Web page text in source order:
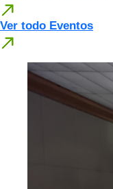
Ver todo Eventos